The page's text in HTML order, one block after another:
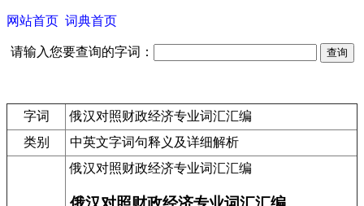
网站首页 词典首页
请输入您要查询的字词：
字词
俄汉对照财政经济专业词汇汇编
类别
中英文字词句释义及详细解析
俄汉对照财政经济专业词汇汇编